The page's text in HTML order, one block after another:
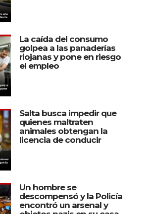
La caída del consumo
golpea a las panaderías
riojanas y pone en riesgo
el empleo
Salta busca impedir que
quienes maltraten
animales obtengan la
licencia de conducir
Un hombre se
descompensó y la Policía
encontró un arsenal y